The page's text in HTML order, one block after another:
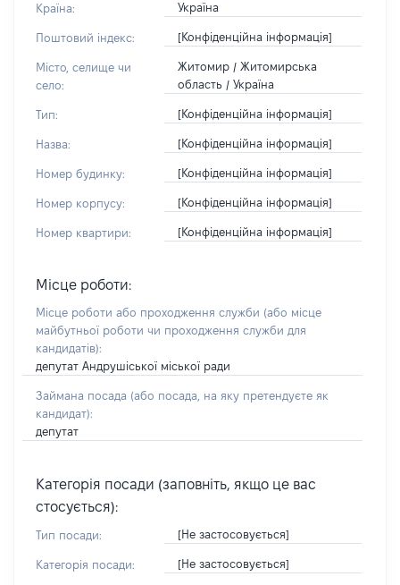
Країна: Україна
Поштовий індекс: [Конфіденційна інформація]
Місто, селище чи
село:
Житомир / Житомирська
область / Україна
Тип: [Конфіденційна інформація]
Назва: [Конфіденційна інформація]
Номер будинку: [Конфіденційна інформація]
Номер корпусу: [Конфіденційна інформація]
Номер квартири: [Конфіденційна інформація]
Місце роботи:
Місце роботи або проходження служби (або місце
майбутньої роботи чи проходження служби для
кандидатів):
депутат Андрушіської міської ради
Займана посада (або посада, на яку претендуєте як
кандидат):
депутат
Категорія посади (заповніть, якщо це вас
стосується):
Тип посади: [Не застосовується]
Категорія посади: [Не застосовується]